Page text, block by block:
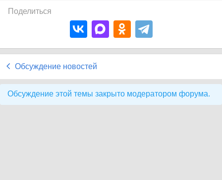
Поделиться
Обсуждение новостей
Обсуждение этой темы закрыто модератором форума.